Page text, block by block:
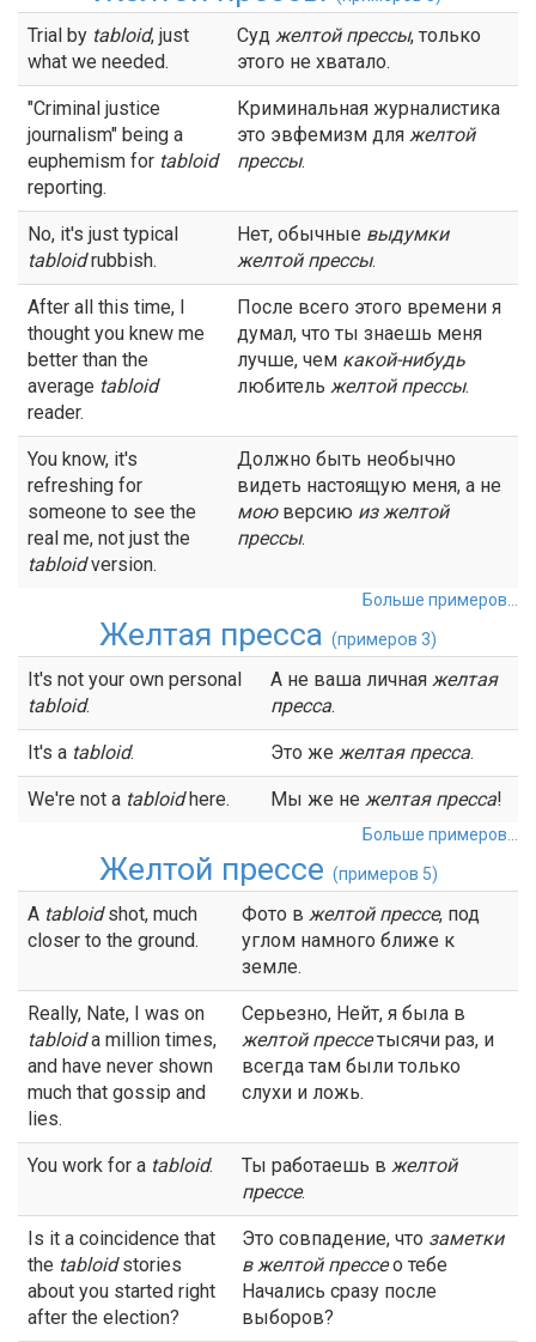
Trial by tabloid, just
what we needed.
Суд желтой прессы, только
этого не хватало.
"Criminal justice
journalism" being a
euphemism for tabloid
reporting.
Криминальная журналистика
это эвфемизм для желтой
прессы.
No, it's just typical
tabloidrubbish.
Нет, обычные выдумки
желтой прессы.
After all this time, I
thought you knew me
better than the
average tabloid
reader.
После всего этого времени я
думал, что ты знаешь меня
лучше, чем какой-нибудь
любитель желтойпрессы.
You know, it's
refreshing for
someone to see the
real me, not just the
tabloidversion.
Должно быть необычно
видеть настоящую меня, а не
моюверсию изжелтой
прессы.
Больше примеров...
Желтая пресса (примеров 3)
It's not your own personal
tabloid.
А не ваша личная желтая
пресса.
It's a tabloid. Это же желтая пресса.
We're not a tabloidhere. Мы же не желтая пресса!
Больше примеров...
Желтой прессе (примеров 5)
A tabloidshot, much
closer to the ground.
Фото в желтой прессе, под
углом намного ближе к
земле.
Really, Nate, I was on
tabloida million times,
and have never shown
much that gossip and
lies.
Серьезно, Нейт, я была в
желтой прессетысячи раз, и
всегда там были только
слухи и ложь.
You work for a tabloid. Ты работаешь в желтой
прессе.
Is it a coincidence that
the tabloidstories
about you started right
after the election?
Это совпадение, что заметки
вжелтой прессео тебе
Начались сразу после
выборов?